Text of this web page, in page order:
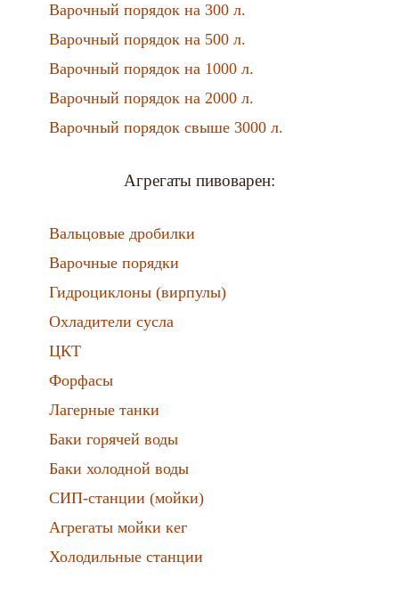
Варочный порядок на 300 л.
Варочный порядок на 500 л.
Варочный порядок на 1000 л.
Варочный порядок на 2000 л.
Варочный порядок свыше 3000 л.
Агрегаты пивоварен:
Вальцовые дробилки
Варочные порядки
Гидроциклоны (вирпулы)
Охладители сусла
ЦКТ
Форфасы
Лагерные танки
Баки горячей воды
Баки холодной воды
СИП-станции (мойки)
Агрегаты мойки кег
Холодильные станции